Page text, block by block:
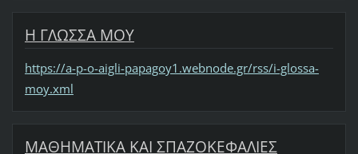
Η ΓΛΩΣΣΑ ΜΟΥ
https://a-p-o-aigli-papagoy1.webnode.gr/rss/i-glossa-
moy.xml
ΜΑΘΗΜΑΤΙΚΑ ΚΑΙ ΣΠΑΖΟΚΕΦΑΛΙΕΣ